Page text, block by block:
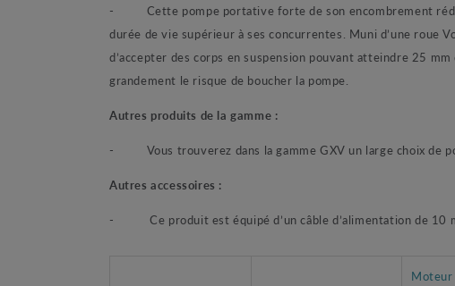
- Cette pompe portative forte de son encombrement
durée de vie supérieur à ses concurrentes. Muni d’une roue
d’accepter des corps en suspension pouvant atteindre 25
grandement le risque de boucher la pompe.
Autres produits de la gamme :
- Vous trouverez dans la gamme GXV un large choix de
Autres accessoires :
- Ce produit est équipé d’un câble d’alimentation de 10
Moteur